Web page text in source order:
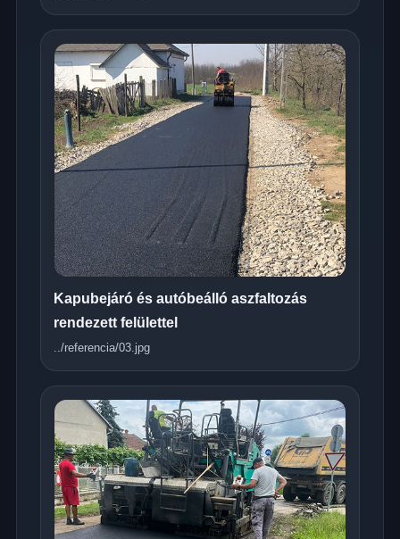
Kapubejáró és autóbeálló aszfaltozás
rendezett felülettel
../referencia/03.jpg